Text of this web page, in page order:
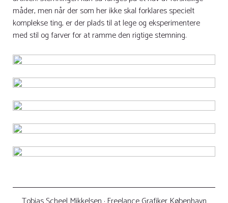
måder, men når der som her ikke skal forklares specielt
komplekse ting, er der plads til at lege og eksperimentere
med stil og farver for at ramme den rigtige stemning.